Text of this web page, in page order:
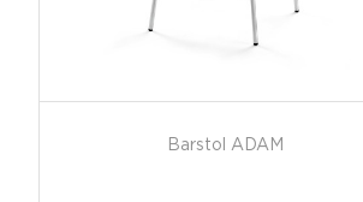
Barstol ADAM